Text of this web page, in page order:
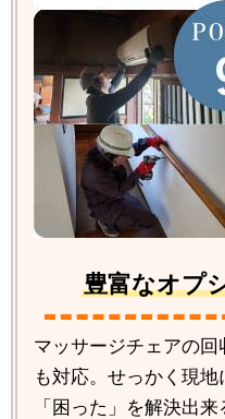
豊富なオプ
マッサージチェアの
も対応。せっかく現
「困った」を解決出